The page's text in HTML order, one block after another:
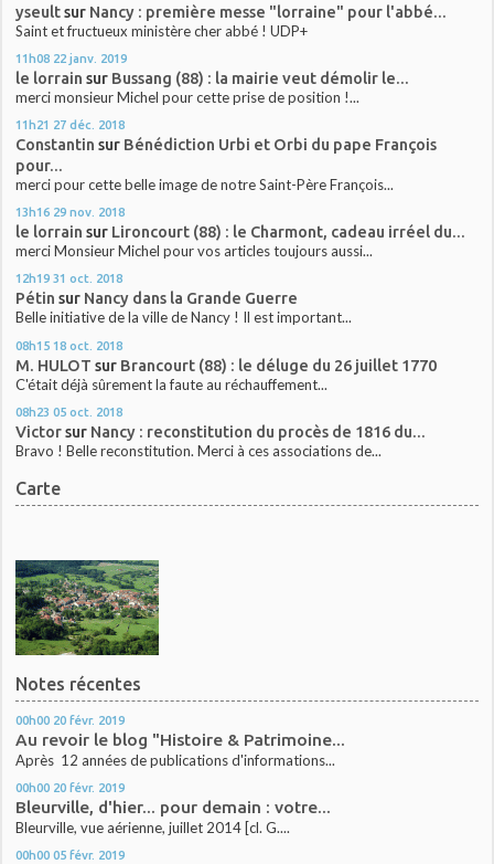
yseultsur Nancy : première messe "lorraine" pour l'abbé...
Saint et fructueux ministère cher abbé ! UDP+
11h08 22 janv. 2019
le lorrain sur Bussang (88) : la mairie veut démolir le...
merci monsieur Michel pour cette prise de position !...
11h21 27 déc. 2018
Constantin sur Bénédiction Urbi et Orbi du pape François
pour...
merci pour cette belle image de notre Saint-Père François...
13h16 29 nov. 2018
le lorrain sur Lironcourt (88) : le Charmont, cadeau irréel du...
merci Monsieur Michel pour vos articles toujours aussi...
12h19 31 oct. 2018
Pétin sur Nancy dans la Grande Guerre
Belle initiative de la ville de Nancy ! Il est important...
08h15 18 oct. 2018
M. HULOT sur Brancourt (88) : le déluge du 26 juillet 1770
C'était déjà sûrement la faute au réchauffement...
08h23 05 oct. 2018
Victorsur Nancy : reconstitution du procès de 1816 du...
Bravo ! Belle reconstitution. Merci à ces associations de...
Carte
Notes récentes
00h00 20 févr. 2019
Au revoir le blog "Histoire & Patrimoine...
Après 12 années de publications d'informations...
00h00 20 févr. 2019
Bleurville, d'hier... pour demain : votre...
Bleurville, vue aérienne, juillet 2014 [cl. G....
00h00 05 févr. 2019